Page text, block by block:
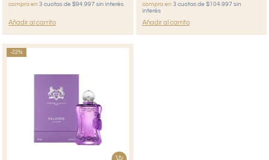
compra en3 cuotas de $94.997 sin interés
Añadir al carrito
compra en 3 cuotas de $104.997 sin
interés
Añadir al carrito
-22%